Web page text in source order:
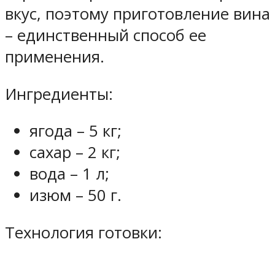
вкус, поэтому приготовление вина
– единственный способ ее
применения.
Ингредиенты:
ягода – 5 кг;
сахар – 2 кг;
вода – 1 л;
изюм – 50 г.
Технология готовки: